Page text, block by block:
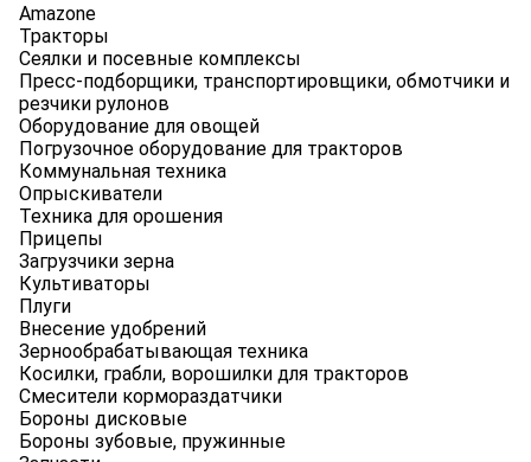
Amazone
Тракторы
Сеялки и посевные комплексы
Пресс-подборщики, транспортировщики, обмотчики и
резчики рулонов
Оборудование для овощей
Погрузочное оборудование для тракторов
Коммунальная техника
Опрыскиватели
Техника для орошения
Прицепы
Загрузчики зерна
Культиваторы
Плуги
Внесение удобрений
Зернообрабатывающая техника
Косилки, грабли, ворошилки для тракторов
Смесители кормораздатчики
Бороны дисковые
Бороны зубовые, пружинные